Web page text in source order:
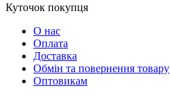
Куточок покупця
О нас
Оплата
Доставка
Обмін та повернення товару
Оптовикам